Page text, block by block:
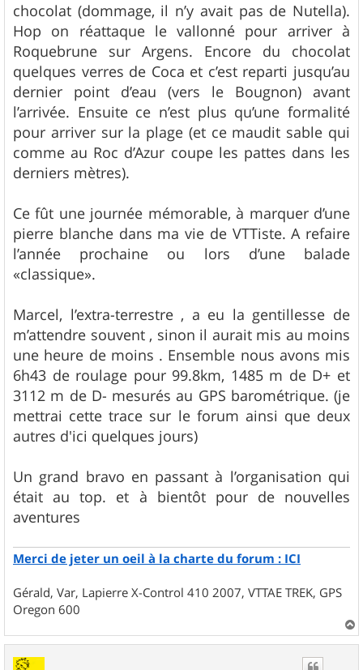
chocolat (dommage, il n’y avait pas de Nutella).
Hop on réattaque le vallonné pour arriver à
Roquebrune sur Argens. Encore du chocolat
quelques verres de Coca et c’est reparti jusqu’au
dernier point d’eau (vers le Bougnon) avant
l’arrivée. Ensuite ce n’est plus qu’une formalité
pour arriver sur la plage (et ce maudit sable qui
comme au Roc d’Azur coupe les pattes dans les
derniers mètres).
Ce fût une journée mémorable, à marquer d’une
pierre blanche dans ma vie de VTTiste. A refaire
l’année prochaine ou lors d’une balade
«classique».
Marcel, l’extra-terrestre , a eu la gentillesse de
m’attendre souvent , sinon il aurait mis au moins
une heure de moins . Ensemble nous avons mis
6h43 de roulage pour 99.8km, 1485 m de D+ et
3112 m de D- mesurés au GPS barométrique. (je
mettrai cette trace sur le forum ainsi que deux
autres d'ici quelques jours)
Un grand bravo en passant à l’organisation qui
était au top. et à bientôt pour de nouvelles
aventures
Merci de jeter un oeil à la charte du forum : ICI
Gérald, Var, Lapierre X-Control 410 2007, VTTAE TREK, GPS
Oregon 600
a